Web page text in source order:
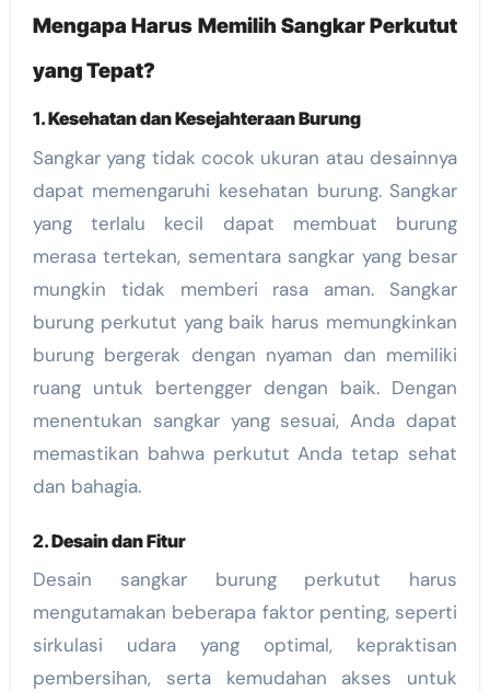
Mengapa Harus Memilih Sangkar Perkutut
yang Tepat?
1.Kesehatan dan Kesejahteraan Burung
Sangkar yang tidak cocok ukuran atau desainnya
dapat memengaruhi kesehatan burung. Sangkar
yang terlalu kecil dapat membuat burung
merasa tertekan, sementara sangkar yang besar
mungkin tidak memberi rasa aman. Sangkar
burung perkutut yang baik harus memungkinkan
burung bergerak dengan nyaman dan memiliki
ruang untuk bertengger dengan baik. Dengan
menentukan sangkar yang sesuai, Anda dapat
memastikan bahwa perkutut Anda tetap sehat
dan bahagia.
2.Desain dan Fitur
Desain sangkar burung perkutut harus
mengutamakan beberapa faktor penting, seperti
sirkulasi udara yang optimal, kepraktisan
pembersihan, serta kemudahan akses untuk